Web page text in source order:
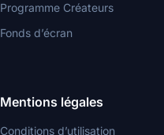
Programme Créateurs
Fonds d’écran
Mentions légales
Conditions d’utilisation